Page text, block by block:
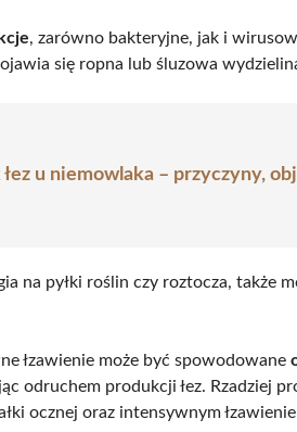
, zarówno bakteryjne, jak i
się ropna lub śluzowa
łez u niemowlaka – przyczyny,
na pyłki roślin czy roztocza, także
łzawienie może być spowodowane
odruchem produkcji łez. Rzadziej
ocznej oraz intensywnym